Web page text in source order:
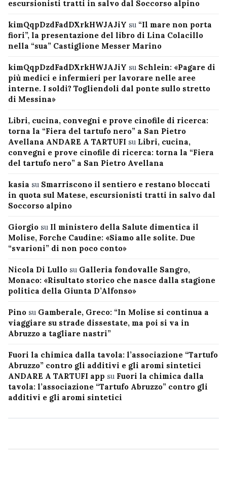
escursionisti tratti in salvo dal Soccorso alpino
kimQqpDzdFadDXrkHWJAJiY su “Il mare non porta
fiori”, la presentazione del libro di Lina Colacillo
nella “sua” Castiglione Messer Marino
kimQqpDzdFadDXrkHWJAJiY su Schlein: «Pagare di
più medici e infermieri per lavorare nelle aree
interne. I soldi? Togliendoli dal ponte sullo stretto
di Messina»
Libri, cucina, convegni e prove cinofile di ricerca:
torna la “Fiera del tartufo nero” a San Pietro
Avellana ANDARE A TARTUFI su Libri, cucina,
convegni e prove cinofile di ricerca: torna la “Fiera
del tartufo nero” a San Pietro Avellana
kasia su Smarriscono il sentiero e restano bloccati
in quota sul Matese, escursionisti tratti in salvo dal
Soccorso alpino
Giorgio su Il ministero della Salute dimentica il
Molise, Forche Caudine: «Siamo alle solite. Due
“svarioni” di non poco conto»
Nicola Di Lullo su Galleria fondovalle Sangro,
Monaco: «Risultato storico che nasce dalla stagione
politica della Giunta D’Alfonso»
Pino su Gamberale, Greco: “In Molise si continua a
viaggiare su strade dissestate, ma poi si va in
Abruzzo a tagliare nastri”
Fuori la chimica dalla tavola: l’associazione “Tartufo
Abruzzo” contro gli additivi e gli aromi sintetici
ANDARE A TARTUFI app su Fuori la chimica dalla
tavola: l’associazione “Tartufo Abruzzo” contro gli
additivi e gli aromi sintetici